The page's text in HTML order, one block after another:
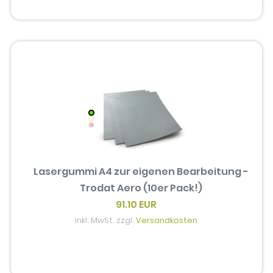
Lasergummi A4 zur eigenen Bearbeitung -
Trodat Aero (10er Pack!)
91.10 EUR
inkl. MwSt. zzgl.Versandkosten